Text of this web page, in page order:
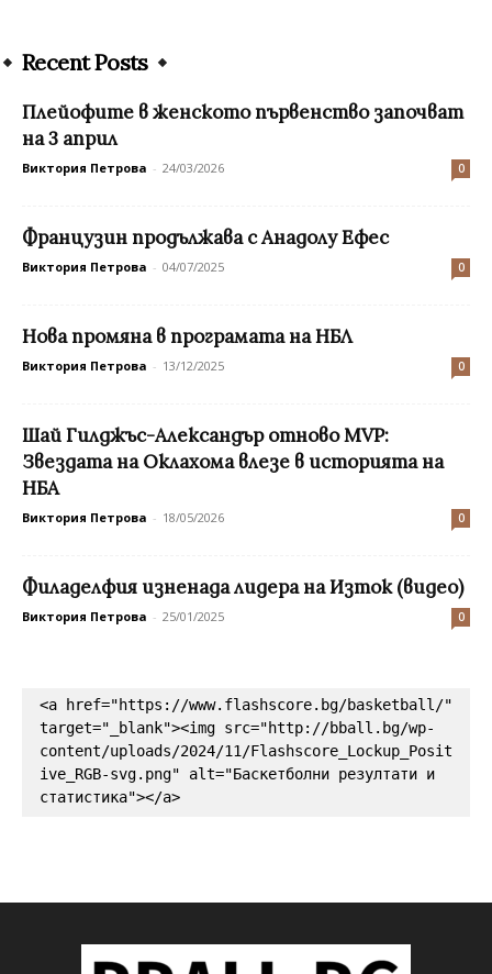
Recent Posts
Плейофите в женското първенство започват
на 3 април
Виктория Петрова - 24/03/2026 0
Французин продължава с Анадолу Ефес
Виктория Петрова - 04/07/2025 0
Нова промяна в програмата на НБЛ
Виктория Петрова - 13/12/2025 0
Шай Гилджъс-Александър отново MVP:
Звездата на Оклахома влезе в историята на
НБА
Виктория Петрова - 18/05/2026 0
Филаделфия изненада лидера на Изток (видео)
Виктория Петрова - 25/01/2025 0
<a href="https://www.flashscore.bg/basketball/"
target="_blank"><img src="http://bball.bg/wp-
content/uploads/2024/11/Flashscore_Lockup_Posit
ive_RGB-svg.png" alt="Баскетболни резултати и
статистика"></a>